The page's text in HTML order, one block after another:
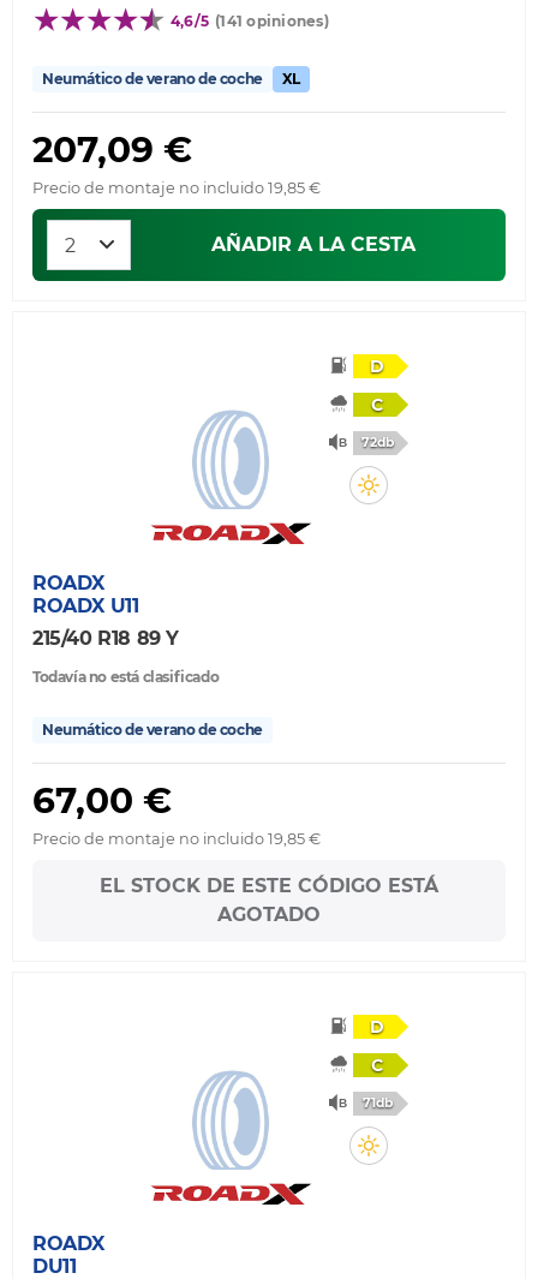
4,6/5 (141 opiniones)
Neumático de verano de coche XL
207,09 €
Precio de montaje no incluido 19,85 €
AÑADIR A LA CESTA
D
C
72db
ROADX
ROADX U11
215/40 R18 89 Y
Todavía no está clasificado
Neumático de verano de coche
67,00 €
Precio de montaje no incluido 19,85 €
EL STOCK DE ESTE CÓDIGO ESTÁ
AGOTADO
D
C
71db
ROADX
DU11